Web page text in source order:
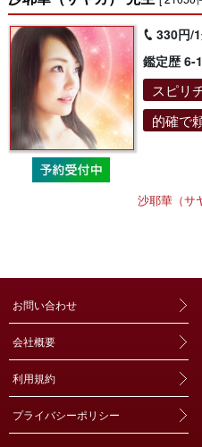
330円/
鑑定歴 6-
スピリ
的確で
沙耶華（サ
お問い合わせ
会社概要
利用規約
プライバシーポリシー